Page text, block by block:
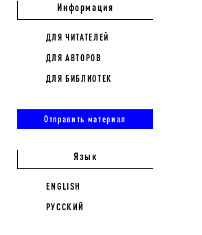
Информация
ДЛЯ ЧИТАТЕЛЕЙ
ДЛЯ АВТОРОВ
ДЛЯ БИБЛИОТЕК
Отправить материал
Язык
ENGLISH
РУССКИЙ